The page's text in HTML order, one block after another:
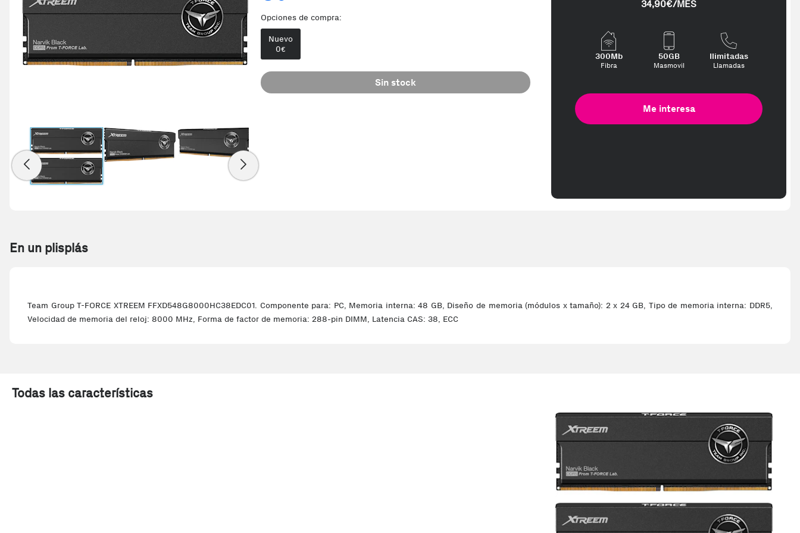
Opciones de compra:
Nuevo
0€
Sin stock
34,90€/MES
300Mb
Fibra
50GB
Masmovil
Ilimitadas
Llamadas
Me interesa
En un plisplás
Team Group T-FORCE XTREEM FFXD548G8000HC38EDC01. Componente para: PC, Memoria interna: 48 GB, Diseño de memoria (módulos x tamaño): 2 x 24 GB, Tipo de memoria interna: DDR5,
Velocidad de memoria del reloj: 8000 MHz, Forma de factor de memoria: 288-pin DIMM, Latencia CAS: 38, ECC
Todas las características